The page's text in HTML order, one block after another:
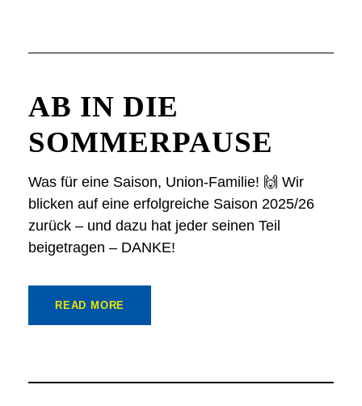
AB IN DIE
SOMMERPAUSE
Was für eine Saison, Union-Familie! 🙌 Wir
blicken auf eine erfolgreiche Saison 2025/26
zurück – und dazu hat jeder seinen Teil
beigetragen – DANKE!
READ MORE